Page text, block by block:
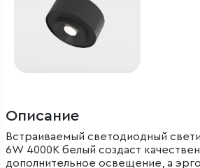
Описание
Встраиваемый светодиодный
6W 4000K белый создаст
дополнительное освещение, а